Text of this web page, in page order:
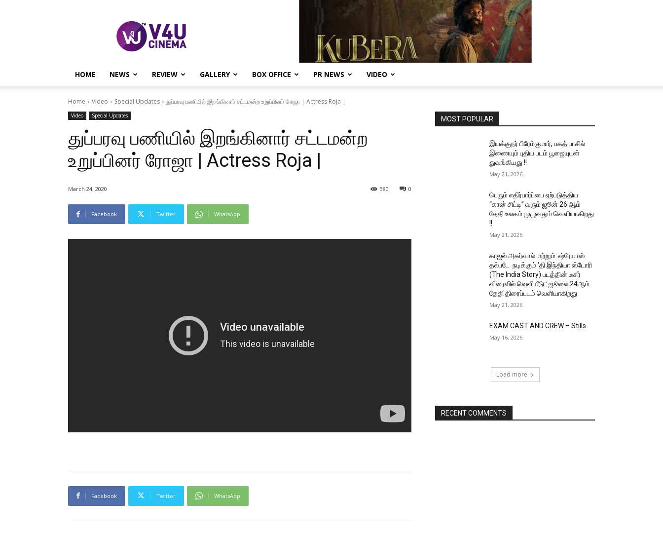
CINEMA
HOME NEWS REVIEW GALLERY BOX OFFICE PR NEWS VIDEO
Home Video Special Updates துப்பரவு பணியில் இறங்கினார் சட்டமன்ற உறுப்பினர் ரோஜா | Actress Roja |
Video Special Updates
துப்பரவு பணியில் இறங்கினார் சட்டமன்ற
உறுப்பினர் ரோஜா | Actress Roja |
March 24, 2020 0
380
Facebook Twitter WhatsApp
Facebook Twitter WhatsApp
MOST POPULAR
இயக்குநர் பிரேம்குமார், பகத் பாசில்
இணையும் புதிய படம் பூஜையுடன்
துவங்கியது !!
May 21, 2026
பெரும் எதிர்பார்ப்பை ஏற்படுத்திய
“கான் சிட்டி” வரும் ஜூன் 26 ஆம்
தேதி உலகம் முழுவதும் வெளியாகிறது
!!
May 21, 2026
காஜல் அகர்வால் மற்றும் ஷ்ரேயாஸ்
தல்படே நடிக்கும் ‘தி இந்தியா ஸ்டோரி
(The India Story) படத்தின் டீசர்
விரைவில் வெளியீடு : ஜூலை 24ஆம்
தேதி திரைப்படம் வெளியாகிறது
May 21, 2026
EXAM CAST AND CREW – Stills
May 16, 2026
Load more
RECENT COMMENTS